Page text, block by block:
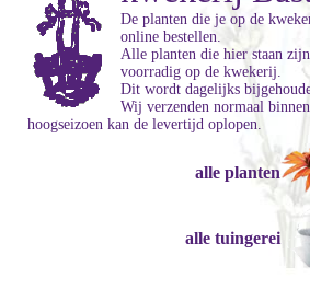
De planten die je op de
online bestellen.
Alle planten die hier staan
voorradig op de kwekerij.
Dit wordt dagelijks
Wij verzenden normaal
hoogseizoen kan de levertijd oplopen.
alle planten
alle tuingerei